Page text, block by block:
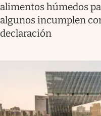
alimentos húmedos
algunos incumplen
declaración